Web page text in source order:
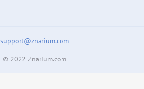
© 2022 Znarium.com
support@znarium.com